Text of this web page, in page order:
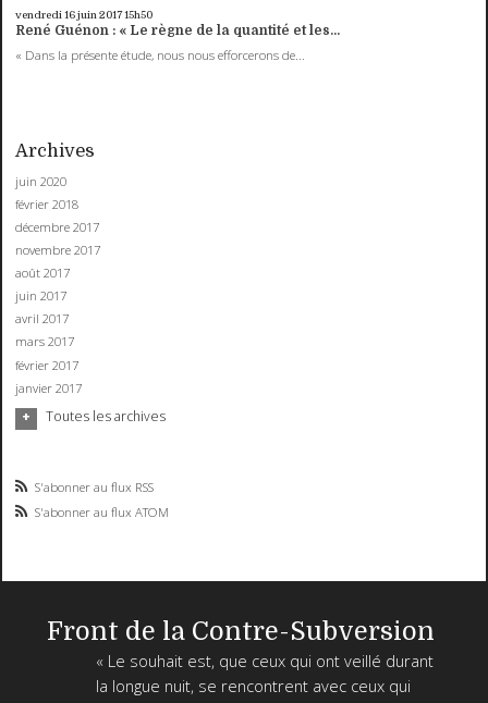
vendredi 16juin 201715h50
René Guénon : « Le règne de la quantité et les...
« Dans la présente étude, nous nous efforcerons de...
Archives
juin 2020
février 2018
décembre 2017
novembre 2017
août 2017
juin 2017
avril 2017
mars 2017
février 2017
janvier 2017
Toutes les archives
S'abonner au flux RSS
S'abonner au flux ATOM
Front de la Contre-Subversion
« Le souhait est, que ceux qui ont veillé durant
la longue nuit, se rencontrent avec ceux qui